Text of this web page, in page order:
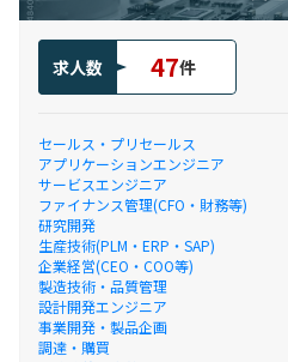
求人数 47件
セールス・プリセールス
アプリケーションエンジニア
サービスエンジニア
ファイナンス管理(CFO・財務等)
研究開発
生産技術(PLM・ERP・SAP)
企業経営(CEO・COO等)
製造技術・品質管理
設計開発エンジニア
事業開発・製品企画
調達・購買